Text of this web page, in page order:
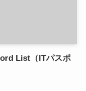
List（ITパスポ